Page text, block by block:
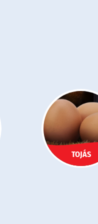
TOJÁS